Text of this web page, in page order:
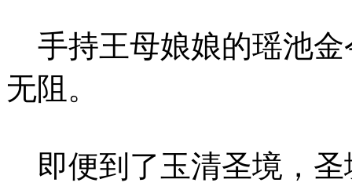
手持王母娘娘的瑶池金
无阻。
即便到了玉清圣境，圣